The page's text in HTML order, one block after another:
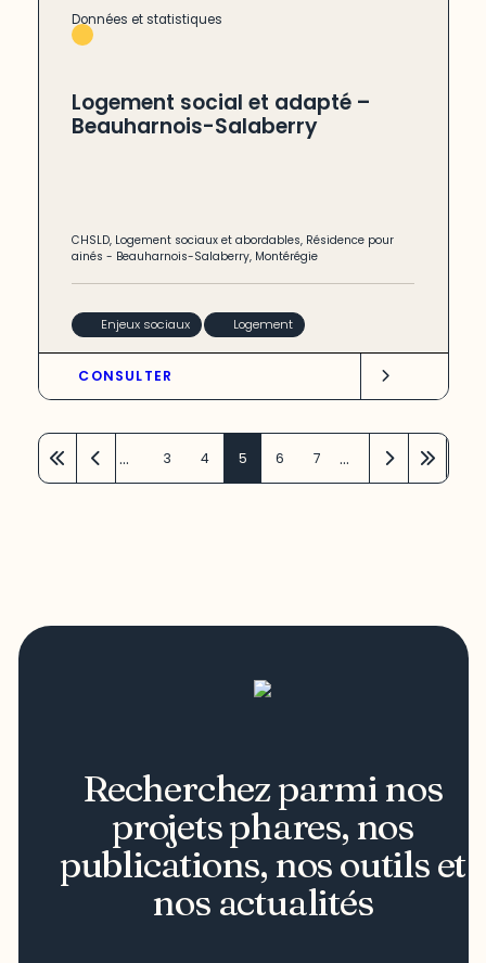
Données et statistiques
Logement social et adapté –
Beauharnois-Salaberry
CHSLD, Logement sociaux et abordables, Résidence pour
ainés - Beauharnois-Salaberry, Montérégie
Enjeux sociaux Logement
CONSULTER
… 3 4 5 6 7 …
Recherchez parmi nos
projets phares, nos
publications, nos outils et
nos actualités